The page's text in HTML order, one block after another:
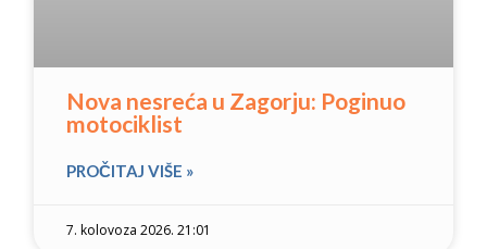
Nova nesreća u Zagorju: Poginuo
motociklist
PROČITAJ VIŠE »
7. kolovoza 2026. 21:01